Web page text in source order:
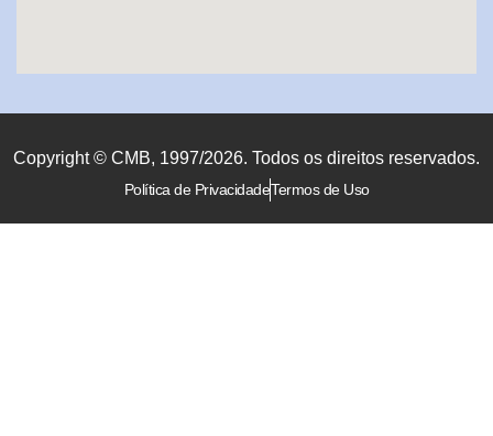
Copyright © CMB, 1997/2026. Todos os direitos reservados.
Política de PrivacidadeTermos de Uso